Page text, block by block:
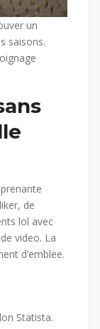
un
saisons.
de
lol avec
video. La
d’emblee.
Statista.